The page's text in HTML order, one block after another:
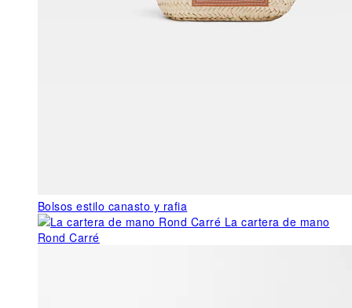
Bolsos estilo canasto y rafia
La cartera de mano
Rond Carré